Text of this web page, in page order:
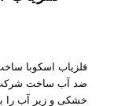
فلزیاب اسکوبا
ضد آب ساخت شرکت
خشکی و زیر آب را